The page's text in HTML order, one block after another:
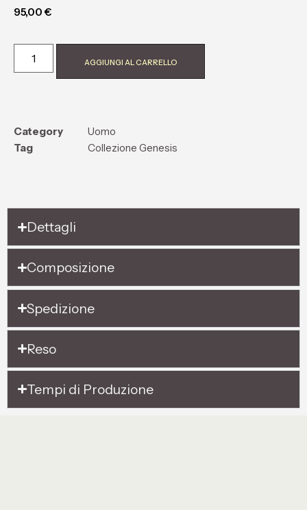
95,00 €
AGGIUNGI AL CARRELLO
Category
Uomo
Tag
Collezione Genesis
Dettagli
Composizione
Spedizione
Reso
Tempi di Produzione